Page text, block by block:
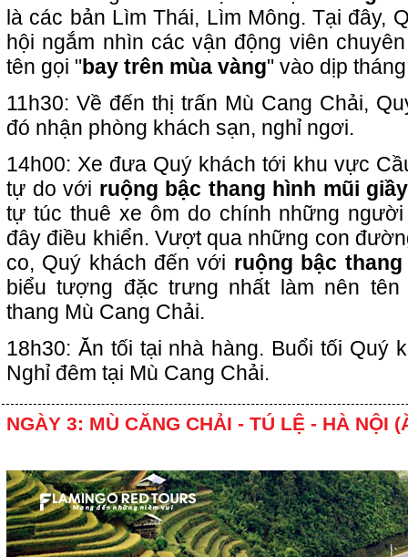
là các bản Lìm Thái, Lìm Mông. Tại đây,
hội ngắm nhìn các vận động viên
tên gọi "bay trên mùa vàng" vào dịp
11h30: Về đến thị trấn Mù Cang Chải,
đó nhận phòng khách sạn, nghỉ ngơi.
14h00: Xe đưa Quý khách tới khu vực
tự do với ruộng bậc thang hình mũi giầy
tự túc thuê xe ôm do chính những
đây điều khiển. Vượt qua những con
co, Quý khách đến với ruộng bậc thang
biểu tượng đặc trưng nhất làm nên
thang Mù Cang Chải.
18h30: Ăn tối tại nhà hàng. Buổi tối Quý
Nghỉ đêm tại Mù Cang Chải.
NGÀY 3: MÙ CĂNG CHẢI - TÚ LỆ - HÀ NỘI